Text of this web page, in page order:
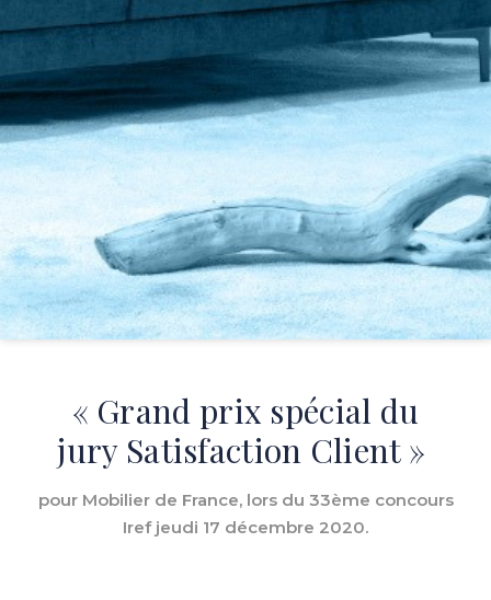
« Grand prix spécial du
jury Satisfaction Client »
pour Mobilier de France, lors du 33ème concours
Iref jeudi 17 décembre 2020.